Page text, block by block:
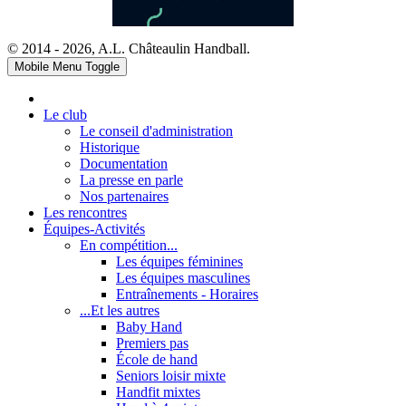
© 2014 - 2026, A.L. Châteaulin Handball.
Mobile Menu Toggle
Le club
Le conseil d'administration
Historique
Documentation
La presse en parle
Nos partenaires
Les rencontres
Équipes-Activités
En compétition...
Les équipes féminines
Les équipes masculines
Entraînements - Horaires
...Et les autres
Baby Hand
Premiers pas
École de hand
Seniors loisir mixte
Handfit mixtes